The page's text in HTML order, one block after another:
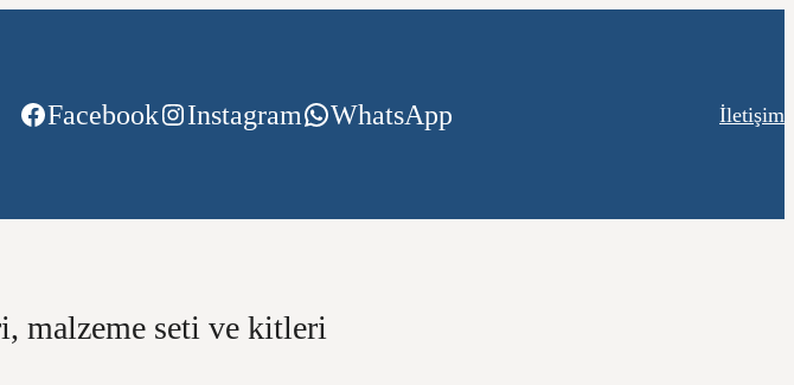
Facebook Instagram WhatsApp İletişim
malzeme seti ve kitleri